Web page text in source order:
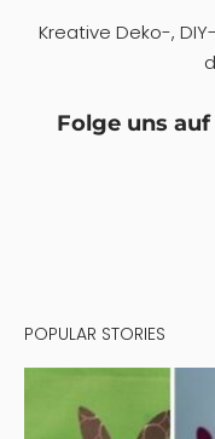
Kreative Deko-,
Folge uns
POPULAR STORIES